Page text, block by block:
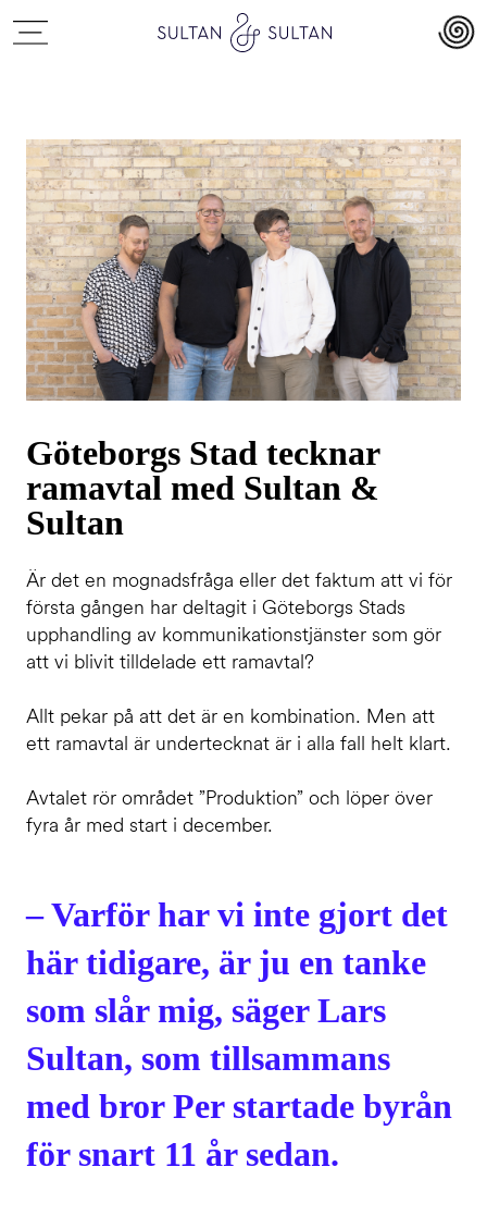
Göteborgs Stad tecknar
ramavtal med Sultan &
Sultan
Är det en mognadsfråga eller det faktum att vi för
första gången har deltagit i Göteborgs Stads
upphandling av kommunikationstjänster som gör
att vi blivit tilldelade ett ramavtal?
Allt pekar på att det är en kombination. Men att
ett ramavtal är undertecknat är i alla fall helt klart.
Avtalet rör området ”Produktion” och löper över
fyra år med start i december.
– Varför har vi inte gjort det
här tidigare, är ju en tanke
som slår mig, säger Lars
Sultan, som tillsammans
med bror Per startade byrån
för snart 11 år sedan.